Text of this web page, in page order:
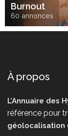
Burnout
60 annonces
À propos
L’Annuaire des
référence pour
géolocalisation